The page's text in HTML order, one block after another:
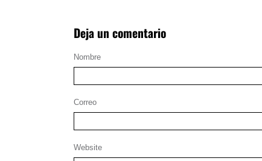
Deja un comentario
Nombre
Correo
Website